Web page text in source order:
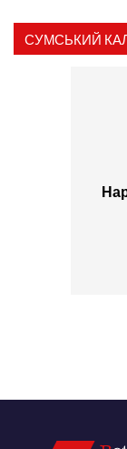
СУМСЬКИЙ